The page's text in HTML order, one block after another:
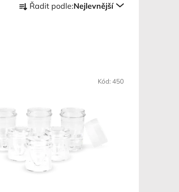
a
ů
Řadit podle:Nejlevnější
Kód: 450